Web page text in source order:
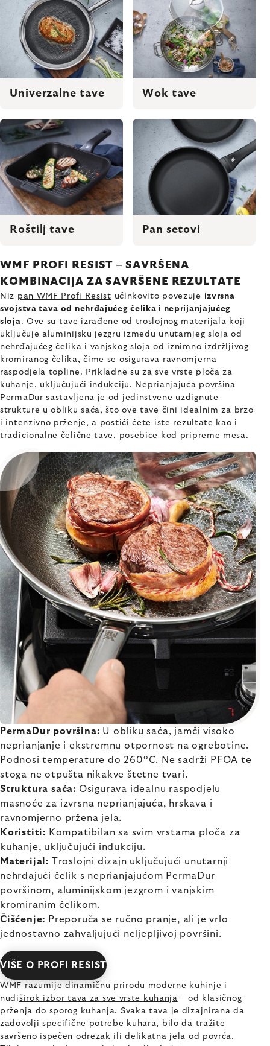
Univerzalne tave Wok tave
Roštilj tave Pan setovi
WMF PROFI RESIST – SAVRŠENA
KOMBINACIJA ZA SAVRŠENE REZULTATE
Niz pan WMF Profi Resist učinkovito povezuje izvrsna
svojstva tava od nehrđajućeg čelika i neprijanjajućeg
sloja. Ove su tave izrađene od troslojnog materijala koji
uključuje aluminijsku jezgru između unutarnjeg sloja od
nehrđajućeg čelika i vanjskog sloja od iznimno izdržljivog
kromiranog čelika, čime se osigurava ravnomjerna
raspodjela topline. Prikladne su za sve vrste ploča za
kuhanje, uključujući indukciju. Neprianjajuća površina
PermaDur sastavljena je od jedinstvene uzdignute
strukture u obliku saća, što ove tave čini idealnim za brzo
i intenzivno prženje, a postići ćete iste rezultate kao i
tradicionalne čelične tave, posebice kod pripreme mesa.
PermaDur površina: U obliku saća, jamči visoko
neprianjanje i ekstremnu otpornost na ogrebotine.
Podnosi temperature do 260°C. Ne sadrži PFOA te
stoga ne otpušta nikakve štetne tvari.
Struktura saća: Osigurava idealnu raspodjelu
masnoće za izvrsna neprianjajuća, hrskava i
ravnomjerno pržena jela.
Koristiti: Kompatibilan sa svim vrstama ploča za
kuhanje, uključujući indukciju.
Materijal: Troslojni dizajn uključujući unutarnji
nehrđajući čelik s neprianjajućom PermaDur
površinom, aluminijskom jezgrom i vanjskim
kromiranim čelikom.
Čišćenje: Preporuča se ručno pranje, ali je vrlo
jednostavno zahvaljujući neljepljivoj površini.
VIŠE O PROFI RESIST
WMF razumije dinamičnu prirodu moderne kuhinje i
nudiširok izbor tava za sve vrste kuhanja – od klasičnog
prženja do sporog kuhanja. Svaka tava je dizajnirana da
zadovolji specifične potrebe kuhara, bilo da tražite
savršeno ispečen odrezak ili delikatna jela od povrća.